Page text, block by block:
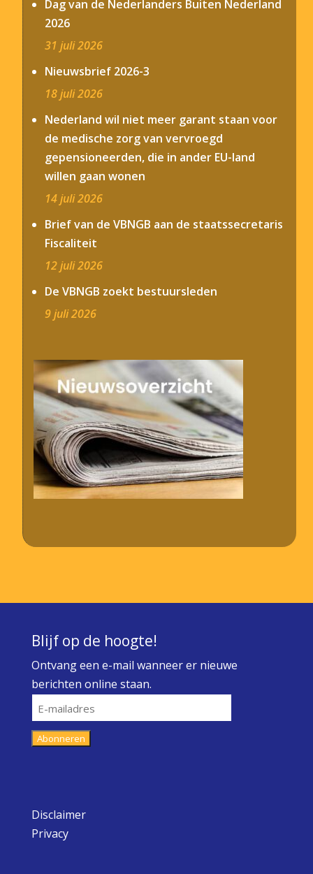
Dag van de Nederlanders Buiten Nederland
2026
31 juli 2026
Nieuwsbrief 2026-3
18 juli 2026
Nederland wil niet meer garant staan voor
de medische zorg van vervroegd
gepensioneerden, die in ander EU-land
willen gaan wonen
14 juli 2026
Brief van de VBNGB aan de staatssecretaris
Fiscaliteit
12 juli 2026
De VBNGB zoekt bestuursleden
9 juli 2026
Blijf op de hoogte!
Ontvang een e-mail wanneer er nieuwe
berichten online staan.
E-
mailadres
Abonneren
Disclaimer
Privacy